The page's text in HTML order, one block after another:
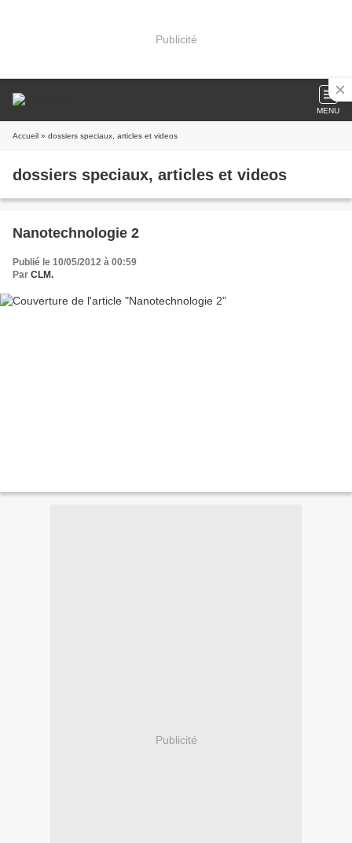
Publicité
MENU
Accueil » dossiers speciaux, articles et videos
dossiers speciaux, articles et videos
Nanotechnologie 2
Publié le 10/05/2012 à 00:59
Par CLM.
Publicité